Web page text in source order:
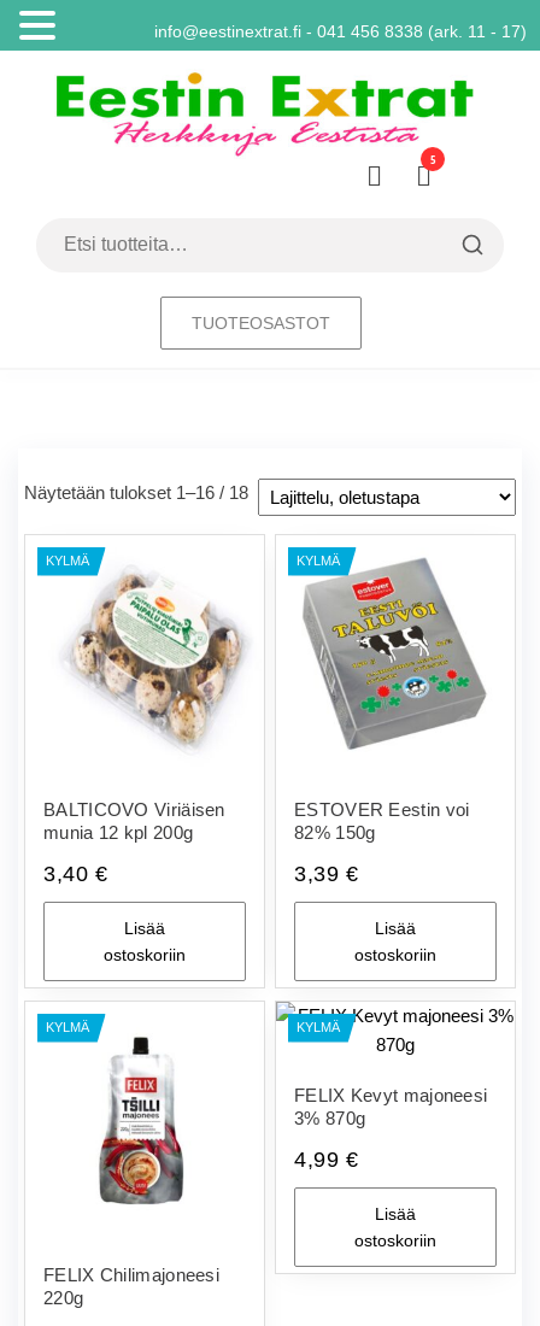
Virolaiset
TUOTEOSASTOT
5
Näytetään tulokset 1–16 / 18
KYLMÄ
BALTICOVO Viriäisen
munia 12 kpl 200g
3,40 €
Lisää
ostoskoriin
KYLMÄ
ESTOVER Eestin voi
82% 150g
3,39 €
Lisää
ostoskoriin
KYLMÄ
FELIX Chilimajoneesi
220g
KYLMÄ
FELIX Kevyt majoneesi
3% 870g
4,99 €
Lisää
ostoskoriin
info@eestinextrat.fi - 041 456 8338 (ark. 11 - 17)